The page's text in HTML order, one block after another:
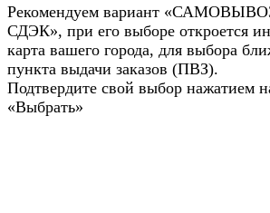
Рекомендуем вариант
СДЭК», при его выборе откроется
карта вашего города, для выбора
пункта выдачи заказов (ПВЗ).
Подтвердите свой выбор нажатием
«Выбрать»